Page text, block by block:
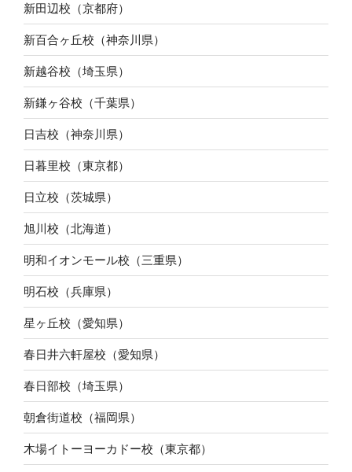
新田辺校（京都府）
新百合ヶ丘校（神奈川県）
新越谷校（埼玉県）
新鎌ヶ谷校（千葉県）
日吉校（神奈川県）
日暮里校（東京都）
日立校（茨城県）
旭川校（北海道）
明和イオンモール校（三重県）
明石校（兵庫県）
星ヶ丘校（愛知県）
春日井六軒屋校（愛知県）
春日部校（埼玉県）
朝倉街道校（福岡県）
木場イトーヨーカドー校（東京都）